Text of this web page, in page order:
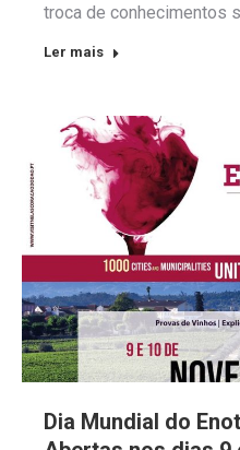
troca de conhecimentos
Ler mais
Dia Mundial do